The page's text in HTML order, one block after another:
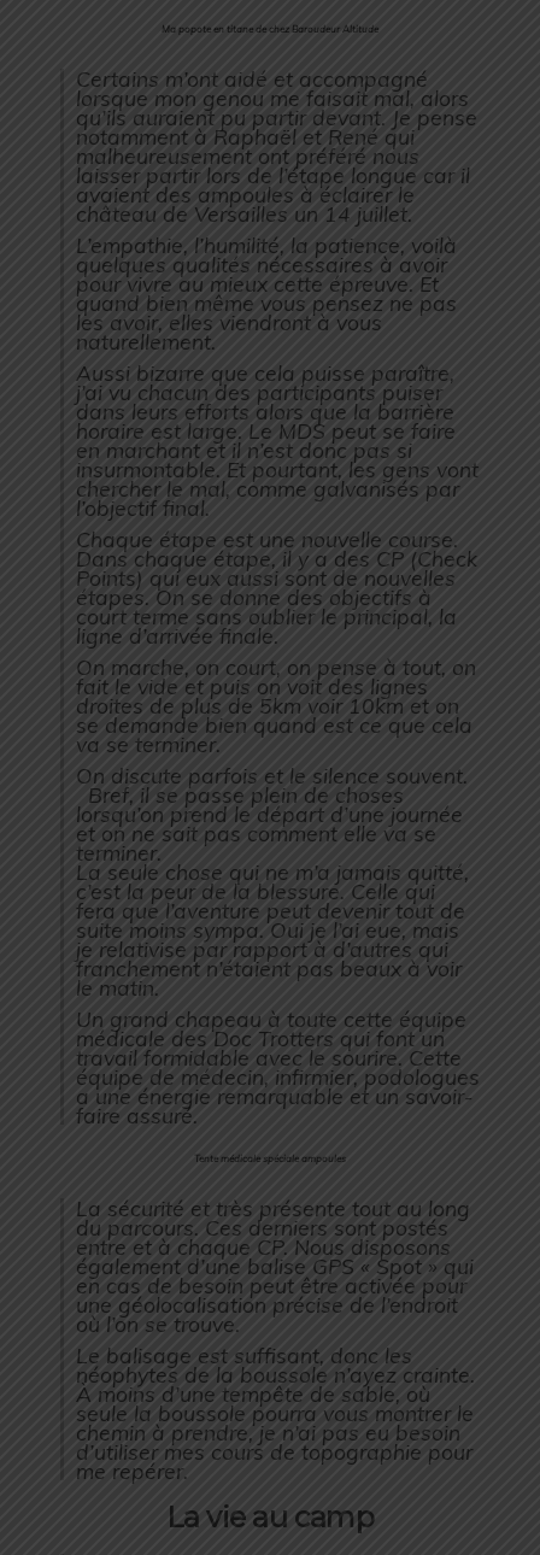
Ma popote en titane de chez Baroudeur Altitude
Certains m’ont aidé et accompagné
lorsque mon genou me faisait mal, alors
qu’ils auraient pu partir devant. Je pense
notamment à Raphaël et René qui
malheureusement ont préféré nous
laisser partir lors de l’étape longue car il
avaient des ampoules à éclairer le
château de Versailles un 14 juillet.
L’empathie, l’humilité, la patience, voilà
quelques qualités nécessaires à avoir
pour vivre au mieux cette épreuve. Et
quand bien même vous pensez ne pas
les avoir, elles viendront à vous
naturellement.
Aussi bizarre que cela puisse paraître,
j’ai vu chacun des participants puiser
dans leurs efforts alors que la barrière
horaire est large. Le MDS peut se faire
en marchant et il n’est donc pas si
insurmontable. Et pourtant, les gens vont
chercher le mal, comme galvanisés par
l’objectif final.
Chaque étape est une nouvelle course.
Dans chaque étape, il y a des CP (Check
Points) qui eux aussi sont de nouvelles
étapes. On se donne des objectifs à
court terme sans oublier le principal, la
ligne d’arrivée finale.
On marche, on court, on pense à tout, on
fait le vide et puis on voit des lignes
droites de plus de 5km voir 10km et on
se demande bien quand est ce que cela
va se terminer.
On discute parfois et le silence souvent.
Bref, il se passe plein de choses
lorsqu’on prend le départ d’une journée
et on ne sait pas comment elle va se
terminer.
La seule chose qui ne m’a jamais quitté,
c’est la peur de la blessure. Celle qui
fera que l’aventure peut devenir tout de
suite moins sympa. Oui je l’ai eue, mais
je relativise par rapport à d’autres qui
franchement n’étaient pas beaux à voir
le matin.
Un grand chapeau à toute cette équipe
médicale des Doc Trotters qui font un
travail formidable avec le sourire. Cette
équipe de médecin, infirmier, podologues
a une énergie remarquable et un savoir-
faire assuré.
Tente médicale spéciale ampoules
La sécurité et très présente tout au long
du parcours. Ces derniers sont postés
entre et à chaque CP. Nous disposons
également d’une balise GPS « Spot » qui
en cas de besoin peut être activée pour
une géolocalisation précise de l’endroit
où l’on se trouve.
Le balisage est suffisant, donc les
néophytes de la boussole n’ayez crainte.
À moins d’une tempête de sable, où
seule la boussole pourra vous montrer le
chemin à prendre, je n’ai pas eu besoin
d’utiliser mes cours de topographie pour
me repérer.
La vie au camp